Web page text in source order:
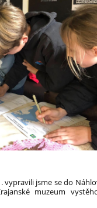
vypravili jsme se do
muzeum